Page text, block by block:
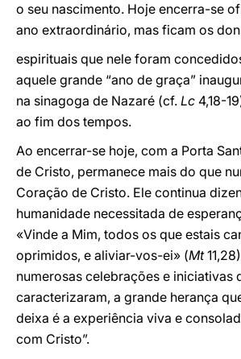
o seu nascimento. Hoje encerra-se
ano extraordinário, mas ficam os
espirituais que nele foram
aquele grande “ano de graça”
na sinagoga de Nazaré (cf. Lc 4,18-
ao fim dos tempos.
Ao encerrar-se hoje, com a Porta
de Cristo, permanece mais do que
Coração de Cristo. Ele continua
humanidade necessitada de
«Vinde a Mim, todos os que estais
oprimidos, e aliviar-vos-ei» (Mt
numerosas celebrações e iniciativas
caracterizaram, a grande herança
deixa é a experiência viva e
com Cristo”.